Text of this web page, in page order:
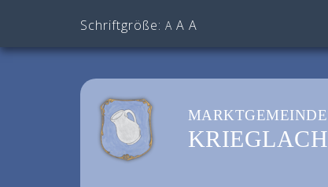
Schriftgröße: A A A
MARKTGEMEINDE
KRIEGLACH